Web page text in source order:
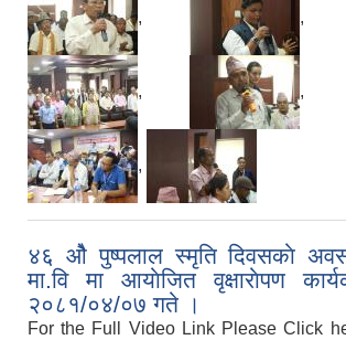
, ,
, ,
,
४६ ओै पुष्पलाल स्मृति दिवसकाे
मा.वि मा आयाेजित वृक्षाराेपण
२०८१/०४/०७ गते ।
For the Full Video Link Please Click